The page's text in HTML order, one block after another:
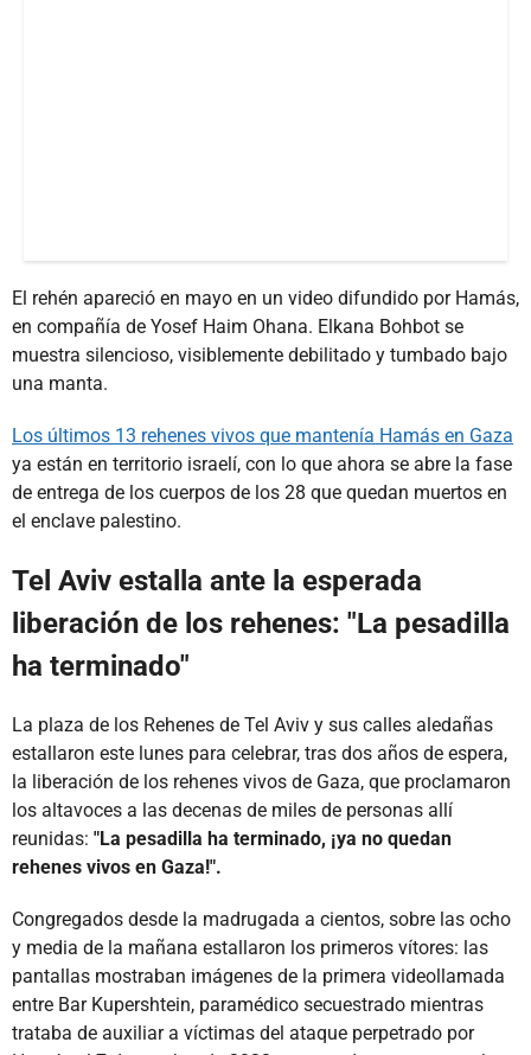
El rehén apareció en mayo en un video difundido por Hamás,
en compañía de Yosef Haim Ohana. Elkana Bohbot se
muestra silencioso, visiblemente debilitado y tumbado bajo
una manta.
Los últimos 13 rehenes vivos que mantenía Hamás en Gaza
ya están en territorio israelí, con lo que ahora se abre la fase
de entrega de los cuerpos de los 28 que quedan muertos en
el enclave palestino.
Tel Aviv estalla ante la esperada
liberación de los rehenes: "La pesadilla
ha terminado"
La plaza de los Rehenes de Tel Aviv y sus calles aledañas
estallaron este lunes para celebrar, tras dos años de espera,
la liberación de los rehenes vivos de Gaza, que proclamaron
los altavoces a las decenas de miles de personas allí
reunidas: "La pesadilla ha terminado, ¡ya no quedan
rehenes vivos en Gaza!".
Congregados desde la madrugada a cientos, sobre las ocho
y media de la mañana estallaron los primeros vítores: las
pantallas mostraban imágenes de la primera videollamada
entre Bar Kupershtein, paramédico secuestrado mientras
trataba de auxiliar a víctimas del ataque perpetrado por